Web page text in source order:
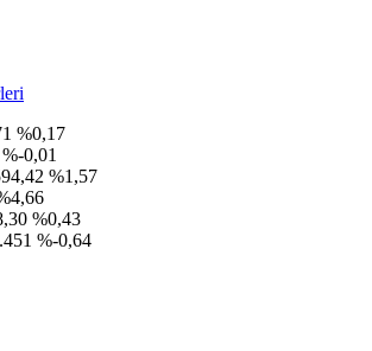
%0,17
%-0,01
%1,57
%0,43
%-0,64